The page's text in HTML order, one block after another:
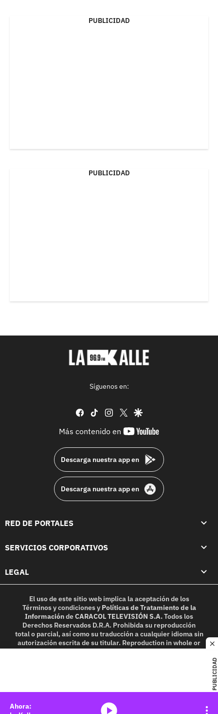
PUBLICIDAD
PUBLICIDAD
PUBLICIDAD
Síguenos en:
facebook
tiktok instagram
twittergoogle
Más contenido en
youtube-
Descarga nuestra app en
Descarga nuestra app en
RED DE PORTALES
SERVICIOS CORPORATIVOS
LEGAL
El uso de este sitio web implica la aceptación de los
Términos y condicionesy Políticas de Tratamiento de la
InformacióndeCARACOL TELEVISIÓN S.A.Todos los
Derechos Reservados D.R.A. Prohibida su reproducción
total o parcial, así como su traducción a cualquier idioma sin
autorización escrita de su titular. Reproduction in whole or
in part, or translation without written permission is